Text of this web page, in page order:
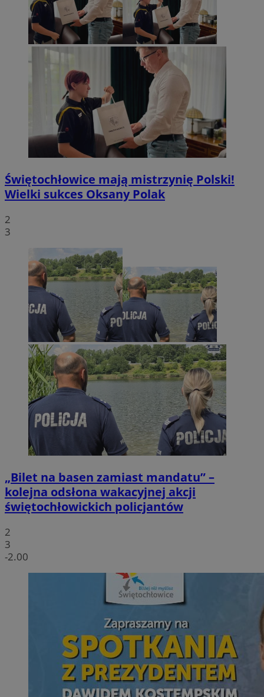
Świętochłowice mają mistrzynię Polski!
Wielki sukces Oksany Polak
2
3
„Bilet na basen zamiast mandatu” –
kolejna odsłona wakacyjnej akcji
świętochłowickich policjantów
2
3
-2.00